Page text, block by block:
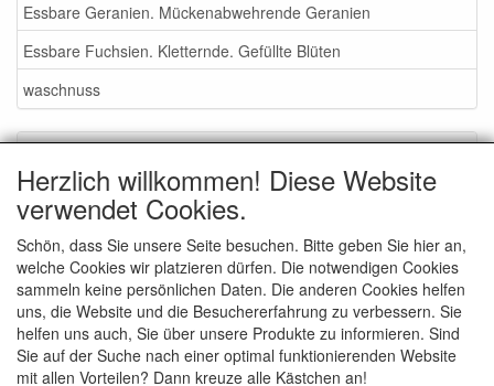
Essbare Geranien. Mückenabwehrende Geranien
Essbare Fuchsien. Kletternde. Gefüllte Blüten
waschnuss
Gartenmessen 2026
AGB
Wie bestellen - info
contact
Herzlich willkommen! Diese Website
verwendet Cookies.
Schön, dass Sie unsere Seite besuchen. Bitte geben Sie hier an,
welche Cookies wir platzieren dürfen. Die notwendigen Cookies
sammeln keine persönlichen Daten. Die anderen Cookies helfen
uns, die Website und die Besuchererfahrung zu verbessern. Sie
helfen uns auch, Sie über unsere Produkte zu informieren. Sind
Sie auf der Suche nach einer optimal funktionierenden Website
mit allen Vorteilen? Dann kreuze alle Kästchen an!